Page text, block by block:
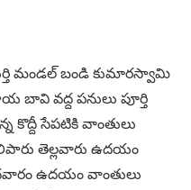
మండల్ బండి కుమారస్వామి
బావి వద్ద పనులు పూర్తి
కొద్దీ సేపటికి వాంతులు
తెల్లవారు ఉదయం
ఉదయం వాంతులు